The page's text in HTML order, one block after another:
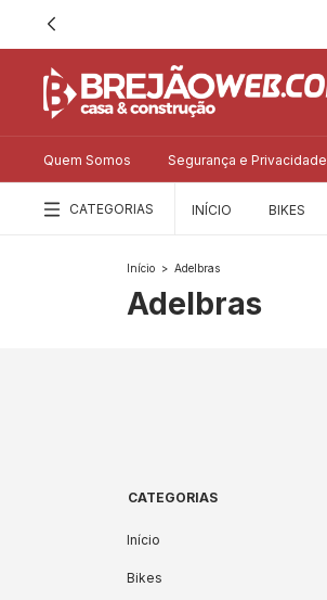
Quem Somos Segurança e Privacidade
CATEGORIAS INÍCIO BIKES
Início > Adelbras
Adelbras
CATEGORIAS
Início
Bikes